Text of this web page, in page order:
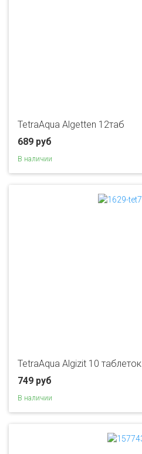
TetraAqua Algetten 12таб
689 руб
В наличии
TetraAqua Algizit 10 таблеток
749 руб
В наличии